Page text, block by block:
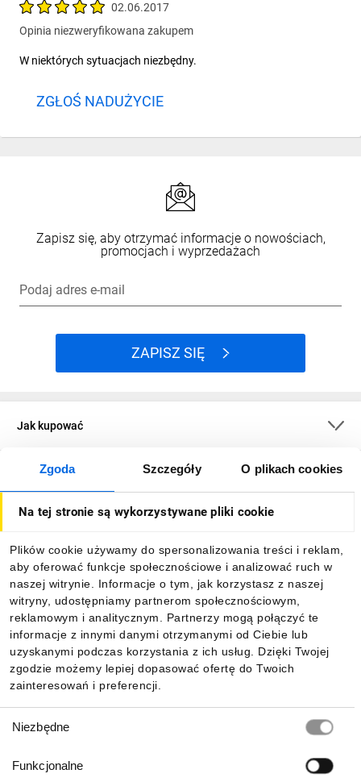
Zgoda Szczegóły O plikach cookies
Na tej stronie są wykorzystywane pliki cookie
Plików cookie używamy do spersonalizowania treści i reklam,
aby oferować funkcje społecznościowe i analizować ruch w
naszej witrynie. Informacje o tym, jak korzystasz z naszej
witryny, udostępniamy partnerom społecznościowym,
reklamowym i analitycznym. Partnerzy mogą połączyć te
informacje z innymi danymi otrzymanymi od Ciebie lub
uzyskanymi podczas korzystania z ich usług. Dzięki Twojej
zgodzie możemy lepiej dopasować ofertę do Twoich
zainteresowań i preferencji.
zgody
Niezbędne
Funkcjonalne
02.06.2017
Opinia niezweryfikowana zakupem
W niektórych sytuacjach niezbędny.
ZGŁOŚ NADUŻYCIE
Zapisz się, aby otrzymać informacje o nowościach,
promocjach i wyprzedażach
Podaj adres e-mail
ZAPISZ SIĘ
Jak kupować
O firmie
Informacje
Pobierz naszą aplikację mobilną: